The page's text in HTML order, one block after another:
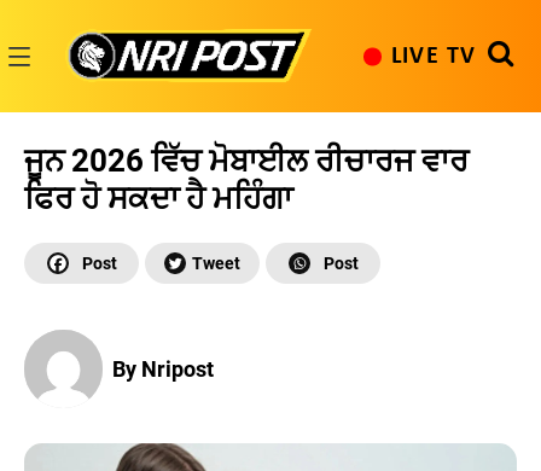
content
LIVE TV
ਜੂਨ 2026 ਵਿੱਚ ਮੋਬਾਈਲ ਰੀਚਾਰਜ ਵਾਰ
ਫਿਰ ਹੋ ਸਕਦਾ ਹੈ ਮਹਿੰਗਾ
By Nripost